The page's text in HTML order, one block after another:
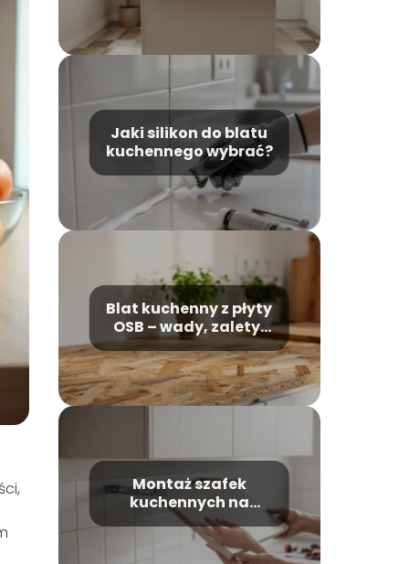
Jaki silikon do blatu
kuchennego wybrać?
Blat kuchenny z płyty
OSB – wady, zalety,
wykończenie
Montaż szafek
kuchennych na
listwie montażowej
krok po kroku